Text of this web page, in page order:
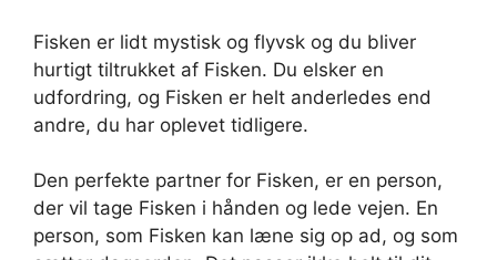
Fisken er lidt mystisk og flyvsk og du bliver
hurtigt tiltrukket af Fisken. Du elsker en
udfordring, og Fisken er helt anderledes end
andre, du har oplevet tidligere.
Den perfekte partner for Fisken, er en person,
der vil tage Fisken i hånden og lede vejen. En
person, som Fisken kan læne sig op ad, og som